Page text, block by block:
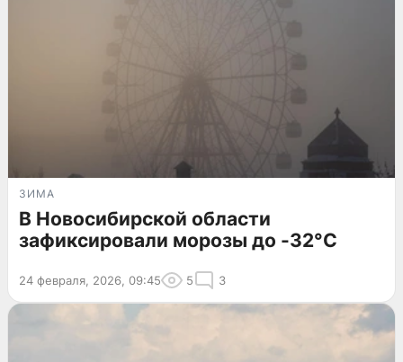
ЗИМА
В Новосибирской области
зафиксировали морозы до -32°C
24 февраля, 2026, 09:45 5 3